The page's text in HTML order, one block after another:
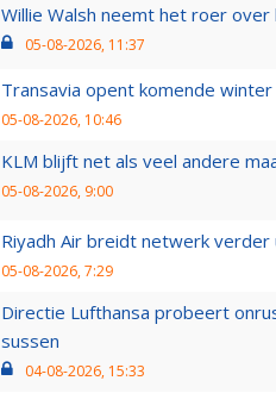
Willie Walsh neemt het roer
05-08-2026, 11:37
Transavia opent komende
05-08-2026, 10:46
KLM blijft net als veel andere
05-08-2026, 9:00
Riyadh Air breidt netwerk
05-08-2026, 7:29
Directie Lufthansa probeert
sussen
04-08-2026, 15:33